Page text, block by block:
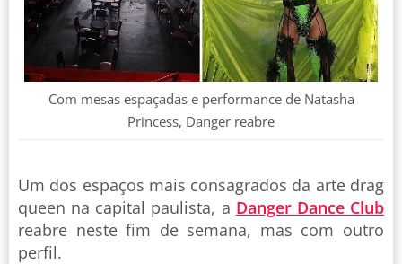
Com mesas espaçadas e performance de Natasha
Princess, Danger reabre
Um dos espaços mais consagrados da arte drag
queen na capital paulista, a Danger Dance Club
reabre neste fim de semana, mas com outro
perfil.